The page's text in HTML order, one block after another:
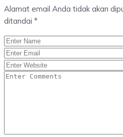
Alamat email Anda tidak akan
ditandai *